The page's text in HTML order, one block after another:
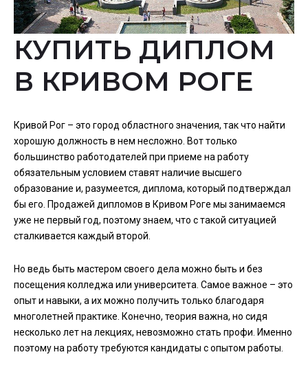
КУПИТЬ ДИПЛОМ
В КРИВОМ РОГЕ
Кривой Рог – это город областного значения, так что найти
хорошую должность в нем несложно. Вот только
большинство работодателей при приеме на работу
обязательным условием ставят наличие высшего
образование и, разумеется, диплома, который подтверждал
бы его. Продажей дипломов в Кривом Роге мы занимаемся
уже не первый год, поэтому знаем, что с такой ситуацией
сталкивается каждый второй.
Но ведь быть мастером своего дела можно быть и без
посещения колледжа или университета. Самое важное – это
опыт и навыки, а их можно получить только благодаря
многолетней практике. Конечно, теория важна, но сидя
несколько лет на лекциях, невозможно стать профи. Именно
поэтому на работу требуются кандидаты с опытом работы.